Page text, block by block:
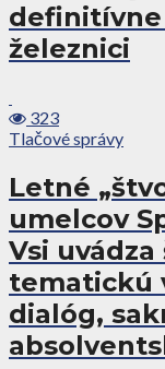
definitívne
železnici
323
Tlačové správy
Letné
umelcov
Vsi
tematickú
dialóg,